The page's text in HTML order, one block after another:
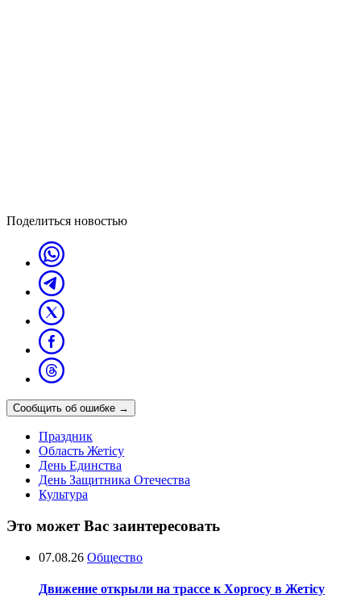
Поделиться новостью
Сообщить об ошибке →
Праздник
Область Жетісу
День Единства
День Защитника Отечества
Культура
Это может Вас заинтересовать
07.08.26 Общество
Движение открыли на трассе к Хоргосу в Жетісу